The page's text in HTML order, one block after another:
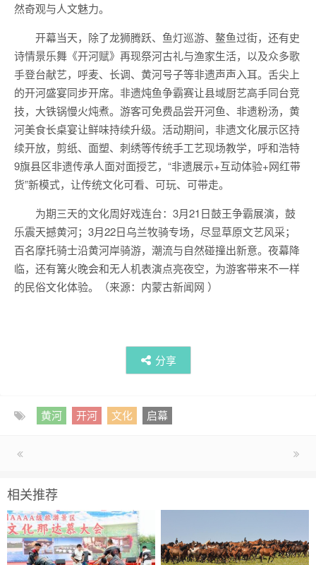
然奇观与人文魅力。
开幕当天，除了龙狮腾跃、鱼灯巡游、鳌鱼过街，还有史
诗情景乐舞《开河赋》再现祭河古礼与渔家生活，以及众多歌
手登台献艺，呼麦、长调、黄河号子等非遗声声入耳。舌尖上
的开河盛宴同步开席。非遗炖鱼争霸赛让县域厨艺高手同台竞
技，大铁锅慢火炖煮。游客可免费品尝开河鱼、非遗粉汤，黄
河美食长桌宴让鲜味持续升级。活动期间，非遗文化展示区持
续开放，剪纸、面塑、刺绣等传统手工艺现场教学，呼和浩特
9旗县区非遗传承人面对面授艺，“非遗展示+互动体验+网红带
货”新模式，让传统文化可看、可玩、可带走。
为期三天的文化周好戏连台：3月21日鼓王争霸展演，鼓
乐震天撼黄河；3月22日乌兰牧骑专场，尽显草原文艺风采；
百名摩托骑士沿黄河岸骑游，潮流与自然碰撞出新意。夜幕降
临，还有篝火晚会和无人机表演点亮夜空，为游客带来不一样
的民俗文化体验。（来源：内蒙古新闻网 ）
分享
黄河 开河 文化 启幕
相关推荐